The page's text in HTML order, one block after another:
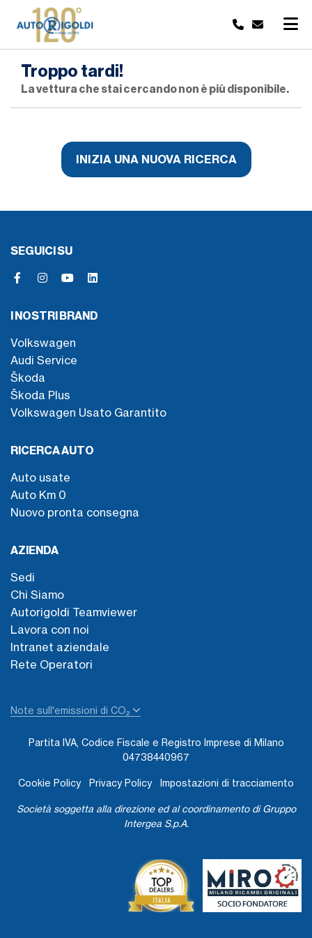
Troppo tardi!
La vettura che stai cercando non è più disponibile.
INIZIA UNA NUOVA RICERCA
SEGUICI SU
I NOSTRI BRAND
Volkswagen
Audi Service
Škoda
Škoda Plus
Volkswagen Usato Garantito
RICERCA AUTO
Auto usate
Auto Km 0
Nuovo pronta consegna
AZIENDA
Sedi
Chi Siamo
Autorigoldi Teamviewer
Lavora con noi
Intranet aziendale
Rete Operatori
Note sull'emissioni di CO₂
Partita IVA, Codice Fiscale e Registro Imprese di Milano
04738440967
Cookie Policy Privacy Policy Impostazioni di tracciamento
Società soggetta alla direzione ed al coordinamento di Gruppo
Intergea S.p.A.